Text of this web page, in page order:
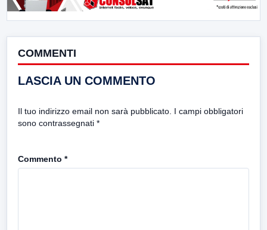
COMMENTI
LASCIA UN COMMENTO
Il tuo indirizzo email non sarà pubblicato. I campi obbligatori
sono contrassegnati *
Commento *